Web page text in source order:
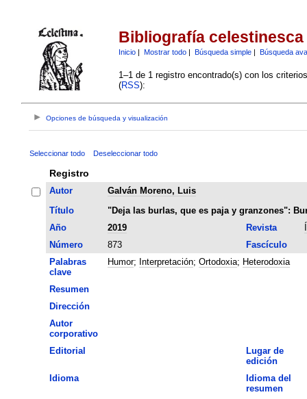
Bibliografía celestinesca
Inicio| Mostrar todo| Búsqueda simple| Búsqueda
1–1 de 1 registro encontrado(s) con los
(RSS):
Opciones de búsqueda y visualización
Seleccionar todo Deseleccionar todo
Registro
Autor
Galván Moreno, Luis
Título
"Deja las burlas, que es paja y granzones":
Año
2019 Revista
Número
873
Fascículo
Palabras
clave
Humor; Interpretación; Ortodoxia; Heterodoxia
Resumen
Dirección
Autor
corporativo
Editorial
Lugar de
edición
Idioma
Idioma del
resumen